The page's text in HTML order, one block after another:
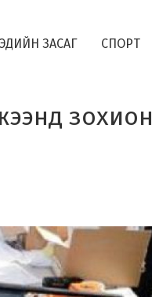
ЭДИЙН ЗАСАГ СПОРТ
зохион